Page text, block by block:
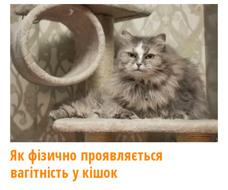
Як фізично проявляється
вагітність у кішок